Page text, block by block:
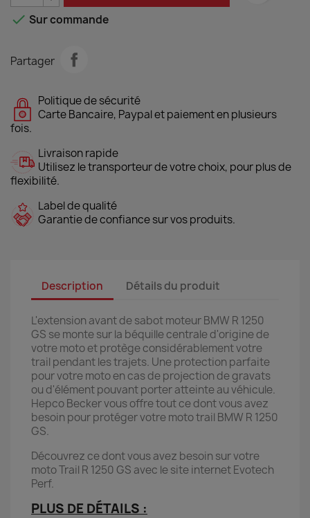
 Sur commande
Partager
Politique de sécurité
Carte Bancaire, Paypal et paiement en plusieurs
fois.
Livraison rapide
Utilisez le transporteur de votre choix, pour plus de
flexibilité.
Label de qualité
Garantie de confiance sur vos produits.
Description Détails du produit
L'extension avant de sabot moteur BMW R 1250
GS se monte sur la béquille centrale d'origine de
votre moto et protège considérablement votre
trail pendant les trajets. Une protection parfaite
pour votre moto en cas de projection de gravats
ou d'élément pouvant porter atteinte au véhicule.
Hepco Becker vous offre tout ce dont vous avez
besoin pour protéger votre moto trail BMW R 1250
GS.
Découvrez ce dont vous avez besoin sur votre
moto Trail R 1250 GS avec le site internet Evotech
Perf.
PLUS DE DÉTAILS :